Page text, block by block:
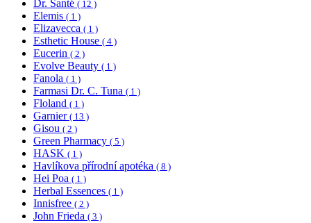
Dr. Santé ( 12 )
Elemis ( 1 )
Elizavecca ( 1 )
Esthetic House ( 4 )
Eucerin ( 2 )
Evolve Beauty ( 1 )
Fanola ( 1 )
Farmasi Dr. C. Tuna ( 1 )
Floland ( 1 )
Garnier ( 13 )
Gisou ( 2 )
Green Pharmacy ( 5 )
HASK ( 1 )
Havlíkova přírodní apotéka ( 8 )
Hei Poa ( 1 )
Herbal Essences ( 1 )
Innisfree ( 2 )
John Frieda ( 3 )